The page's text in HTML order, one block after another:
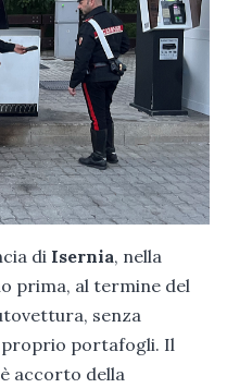
di Isernia, nella
prima, al termine del
senza
proprio portafogli. Il
accorto della